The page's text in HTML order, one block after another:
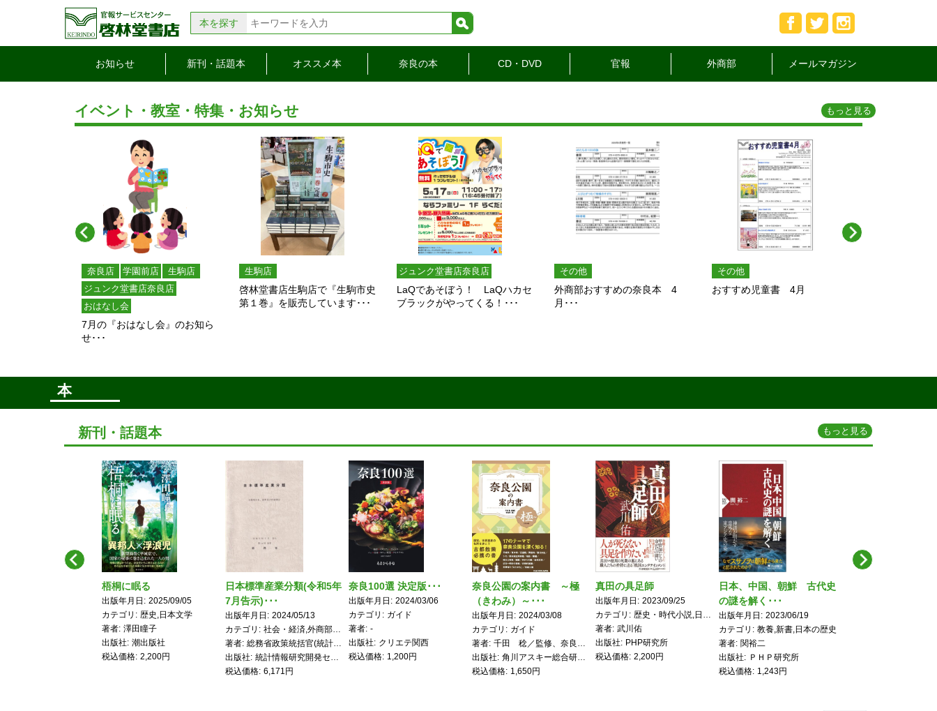
本を探す
お知らせ 新刊・話題本 オススメ本 奈良の本 CD・DVD 官報 外商部 メールマガジン
イベント・教室・特集・お知らせ
Previous
奈良店 学園前店
生駒店
ジュンク堂書店奈良店
おはなし会
7月の『おはなし会』のお知ら
せ･･･
生駒店
啓林堂書店生駒店で『生駒市史
第１巻』を販売しています･･･
ジュンク堂書店奈良店
LaQであそぼう！ LaQハカセ
ブラックがやってくる！･･･
その他
外商部おすすめの奈良本 4
月･･･
その他
おすすめ児童書 4月
Next
もっと見る
本
新刊・話題本
Previous
梧桐に眠る
出版年月日
2025/09/05
カテゴリ
歴史,日本文学
著者 澤田瞳子
出版社
潮出版社
税込価格 2,200円
日本標準産業分類(令和5年
7月告示)･･･
出版年月日
2024/05/13
カテゴリ
社会・経済,外商部・只今のおすすめ
著者
総務省政策統括官(統計基準担当) ／編
出版社
税込価格 6,171円
奈良100選 決定版･･･
出版年月日
2024/03/06
カテゴリ
ガイド
著者 -
出版社
クリエテ関西
税込価格
1,200円
奈良公園の案内書 ～極
（きわみ）～･･･
出版年月日
2024/03/08
カテゴリ
ガイド
著者
出版社
角川アスキー総合研究所
税込価格
1,650円
真田の具足師
出版年月日
2023/09/25
カテゴリ
著者 武川佑
出版社
PHP研究所
税込価格 2,200円
日本、中国、朝鮮 古代史
の謎を解く･･･
出版年月日
2023/06/19
カテゴリ
教養,新書,日本の歴史
著者 関裕二
出版社
ＰＨＰ研究所
税込価格
1,243円
Next
もっと見る